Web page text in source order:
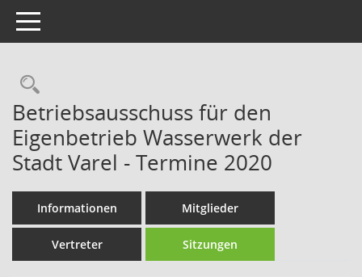
Toggle navigation
Rechercheauswahl
Betriebsausschuss für den
Eigenbetrieb Wasserwerk der
Stadt Varel - Termine 2020
Informationen Mitglieder
Vertreter Sitzungen